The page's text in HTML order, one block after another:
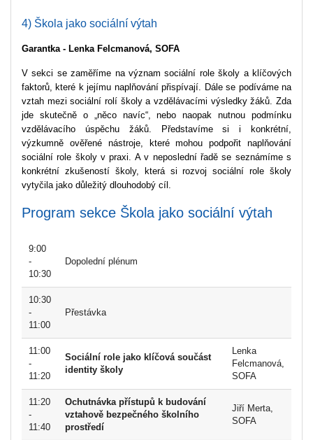
4) Škola jako sociální výtah
Garantka - Lenka Felcmanová, SOFA
V sekci se zaměříme na význam sociální role školy a klíčových
faktorů, které k jejímu naplňování přispívají. Dále se podíváme na
vztah mezi sociální rolí školy a vzdělávacími výsledky žáků. Zda
jde skutečně o „něco navíc“, nebo naopak nutnou podmínku
vzdělávacího úspěchu žáků. Představíme si i konkrétní,
výzkumně ověřené nástroje, které mohou podpořit naplňování
sociální role školy v praxi. A v neposlední řadě se seznámíme s
konkrétní zkušeností školy, která si rozvoj sociální role školy
vytyčila jako důležitý dlouhodobý cíl.
Program sekce Škola jako sociální výtah
9:00
-
10:30
Dopolední plénum
10:30
-
11:00
Přestávka
11:00
-
11:20
Sociální role jako klíčová součást
identity školy
Lenka
Felcmanová,
SOFA
11:20
-
11:40
Ochutnávka přístupů k budování
vztahově bezpečného školního
prostředí
Jiří Merta,
SOFA